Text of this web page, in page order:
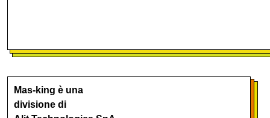
Mas-king è una
divisione di